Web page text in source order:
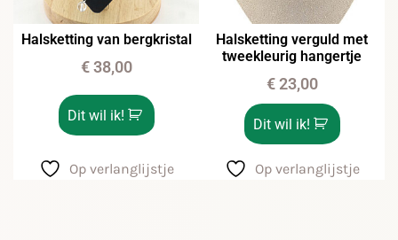
Halsketting van bergkristal
€38,00
Dit wil ik!
Op verlanglijstje
Halsketting verguld met
tweekleurig hangertje
€23,00
Dit wil ik!
Op verlanglijstje